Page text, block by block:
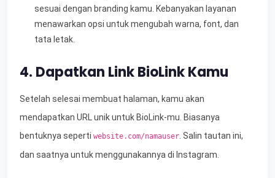
sesuai dengan branding kamu. Kebanyakan layanan
menawarkan opsi untuk mengubah warna, font, dan
tata letak.
4. Dapatkan Link BioLink Kamu
Setelah selesai membuat halaman, kamu akan
mendapatkan URL unik untuk BioLink-mu. Biasanya
bentuknya seperti website.com/namauser . Salin tautan ini,
dan saatnya untuk menggunakannya di Instagram.